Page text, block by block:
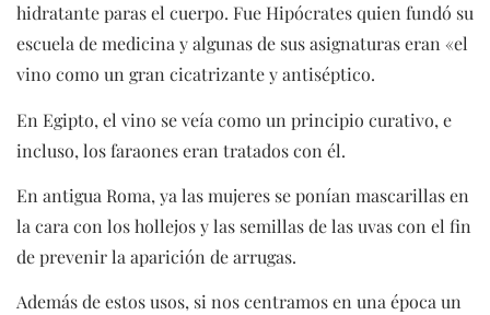
hidratante paras el cuerpo. Fue Hipócrates quien fundó su
escuela de medicina y algunas de sus asignaturas eran «el
vino como un gran cicatrizante y antiséptico.
En Egipto, el vino se veía como un principio curativo, e
incluso, los faraones eran tratados con él.
En antigua Roma, ya las mujeres se ponían mascarillas en
la cara con los hollejos y las semillas de las uvas con el fin
de prevenir la aparición de arrugas.
Además de estos usos, si nos centramos en una época un